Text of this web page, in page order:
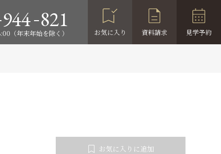
944-821
（年末年始を除く） お気に入り 資料請求 見学予約
お気に入りに追加